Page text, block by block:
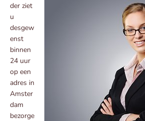
der ziet
u
desgew
enst
binnen
24 uur
op een
adres in
Amster
dam
bezorge